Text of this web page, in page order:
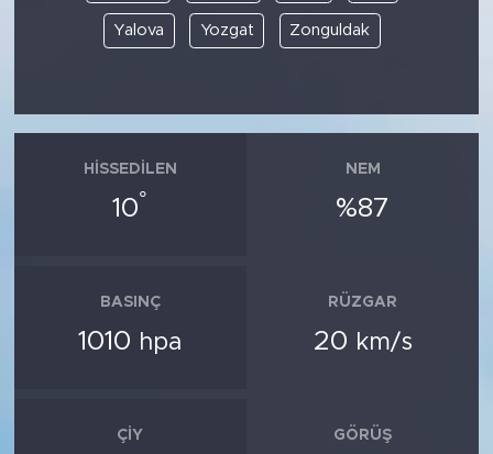
Yalova Yozgat Zonguldak
HISSEDILEN
10°
NEM
%87
BASINÇ
1010 hpa
RÜZGAR
20 km/s
ÇIY GÖRÜŞ